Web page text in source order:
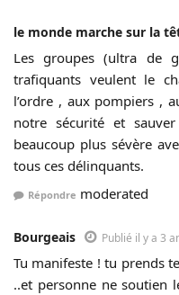
le monde marche sur la
Les groupes (ultra de
trafiquants veulent le
l’ordre , aux pompiers ,
notre sécurité et
beaucoup plus sévère
tous ces délinquants.
Répondre moderated
Bourgeais Publié il y a 3
Tu manifeste ! tu prends
..et personne ne soutien